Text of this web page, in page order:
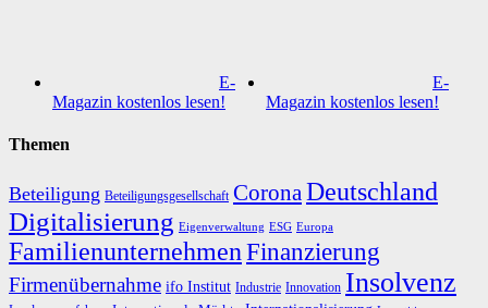
E-
Magazin kostenlos lesen!
E-
Magazin kostenlos lesen!
Themen
Beteiligung Beteiligungsgesellschaft CoronaDeutschland
Digitalisierung Eigenverwaltung ESG Europa
Familienunternehmen Finanzierung
Firmenübernahme ifo Institut Industrie Innovation Insolvenz